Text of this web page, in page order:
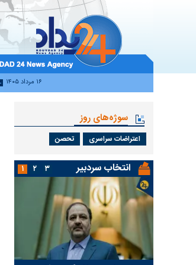
۱۶ مرداد ۱۴۰۵
سوژه‌های روز
اعتراضات سراسری تحصن
انتخاب سردبیر ۱ ۲ ۳